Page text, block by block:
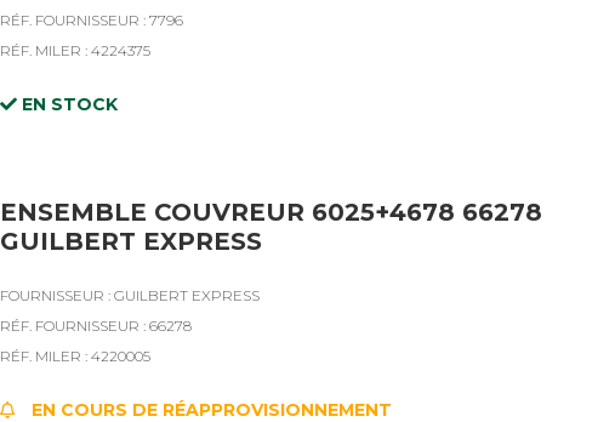
RÉF. FOURNISSEUR : 7796
RÉF. MILER : 4224375
EN STOCK
ENSEMBLE COUVREUR 6025+4678 66278
GUILBERT EXPRESS
FOURNISSEUR : GUILBERT EXPRESS
RÉF. FOURNISSEUR : 66278
RÉF. MILER : 4220005
EN COURS DE RÉAPPROVISIONNEMENT